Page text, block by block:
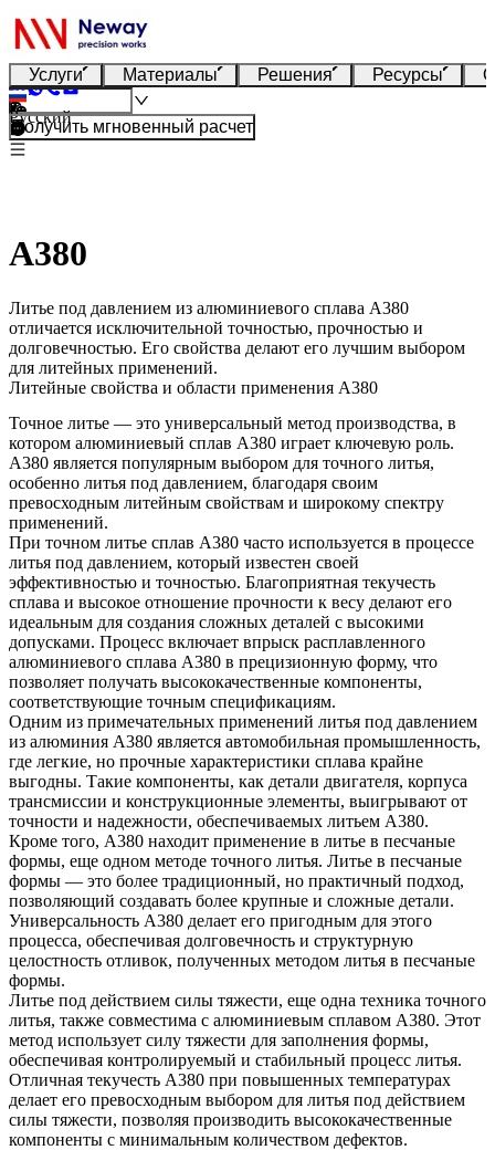
Услуги Материалы Решения Ресурсы
Русский
Получить мгновенный расчет
A380
Литье под давлением из алюминиевого сплава A380
отличается исключительной точностью, прочностью и
долговечностью. Его свойства делают его лучшим выбором
для литейных применений.
Литейные свойства и области применения A380
Точное литье — это универсальный метод производства, в
котором алюминиевый сплав A380 играет ключевую роль.
A380 является популярным выбором для точного литья,
особенно литья под давлением, благодаря своим
превосходным литейным свойствам и широкому спектру
применений.
При точном литье сплав A380 часто используется в процессе
литья под давлением, который известен своей
эффективностью и точностью. Благоприятная текучесть
сплава и высокое отношение прочности к весу делают его
идеальным для создания сложных деталей с высокими
допусками. Процесс включает впрыск расплавленного
алюминиевого сплава A380 в прецизионную форму, что
позволяет получать высококачественные компоненты,
соответствующие точным спецификациям.
Одним из примечательных применений литья под давлением
из алюминия A380 является автомобильная промышленность,
где легкие, но прочные характеристики сплава крайне
выгодны. Такие компоненты, как детали двигателя, корпуса
трансмиссии и конструкционные элементы, выигрывают от
точности и надежности, обеспечиваемых литьем A380.
Кроме того, A380 находит применение в литье в песчаные
формы, еще одном методе точного литья. Литье в песчаные
формы — это более традиционный, но практичный подход,
позволяющий создавать более крупные и сложные детали.
Универсальность A380 делает его пригодным для этого
процесса, обеспечивая долговечность и структурную
целостность отливок, полученных методом литья в песчаные
формы.
Литье под действием силы тяжести, еще одна техника точного
литья, также совместима с алюминиевым сплавом A380. Этот
метод использует силу тяжести для заполнения формы,
обеспечивая контролируемый и стабильный процесс литья.
Отличная текучесть A380 при повышенных температурах
делает его превосходным выбором для литья под действием
силы тяжести, позволяя производить высококачественные
компоненты с минимальным количеством дефектов.